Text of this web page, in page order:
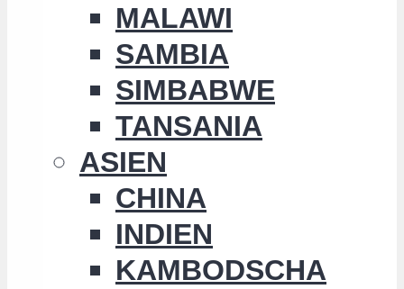
MALAWI
SAMBIA
SIMBABWE
TANSANIA
ASIEN
CHINA
INDIEN
KAMBODSCHA